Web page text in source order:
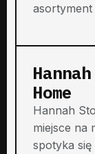
Home
Hannah
miejsce na
spotyka